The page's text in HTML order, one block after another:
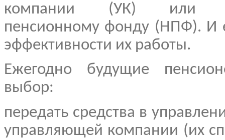
компании (УК) или
пенсионному фонду (НПФ). И
эффективности их работы.
Ежегодно будущие
выбор:
передать средства в
управляющей компании (их